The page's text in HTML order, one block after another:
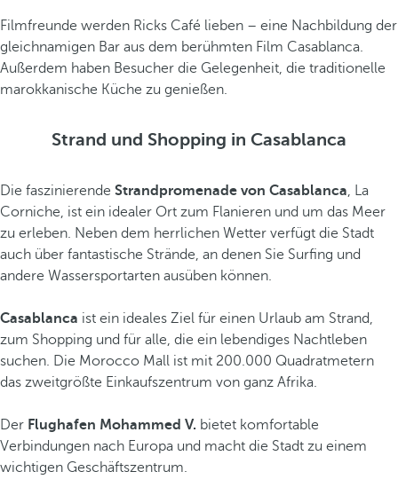
Filmfreunde werden Ricks Café lieben – eine Nachbildung der
gleichnamigen Bar aus dem berühmten Film Casablanca.
Außerdem haben Besucher die Gelegenheit, die traditionelle
marokkanische Küche zu genießen.
Strand und Shopping in Casablanca
Die faszinierende Strandpromenade von Casablanca, La
Corniche, ist ein idealer Ort zum Flanieren und um das Meer
zu erleben. Neben dem herrlichen Wetter verfügt die Stadt
auch über fantastische Strände, an denen Sie Surfing und
andere Wassersportarten ausüben können.
Casablanca ist ein ideales Ziel für einen Urlaub am Strand,
zum Shopping und für alle, die ein lebendiges Nachtleben
suchen. Die Morocco Mall ist mit 200.000 Quadratmetern
das zweitgrößte Einkaufszentrum von ganz Afrika.
Der Flughafen Mohammed V. bietet komfortable
Verbindungen nach Europa und macht die Stadt zu einem
wichtigen Geschäftszentrum.